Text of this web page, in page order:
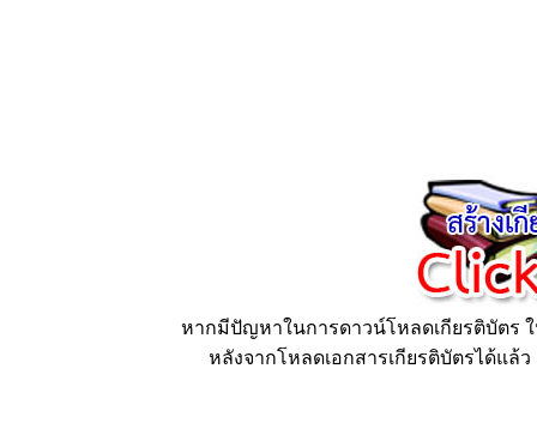
หากมีปัญหาในการดาวน์โหลดเกียรติบัตร
หลังจากโหลดเอกสารเกียรติบัตรได้แล้